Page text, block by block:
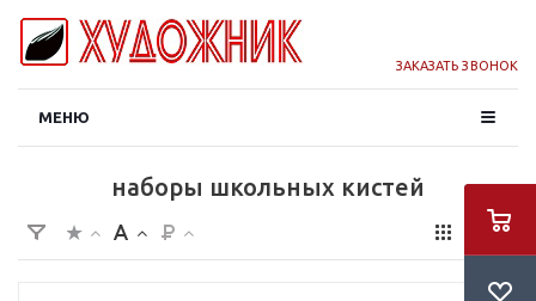
ЗАКАЗАТЬ ЗВОНОК
МЕНЮ
наборы школьных кистей